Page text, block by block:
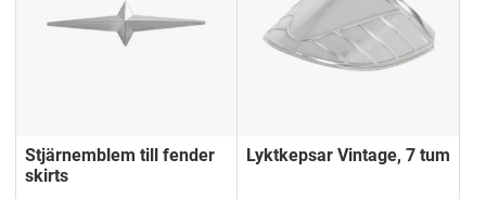
Stjärnemblem till fender
skirts
Lyktkepsar Vintage, 7 tum